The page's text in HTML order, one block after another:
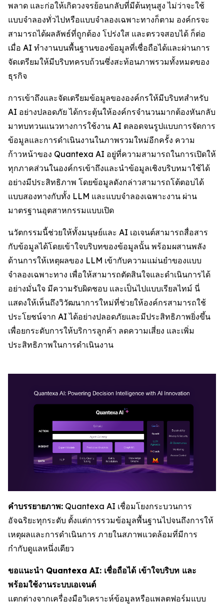
พลาด และก่อให้เกิดวงจรย้อนกลับที่มีต้นทุนสูง ไม่ว่าจะใช้
แบบจำลองทั่วไปหรือแบบจำลองเฉพาะทางก็ตาม องค์กรจะ
สามารถได้ผลลัพธ์ที่ถูกต้อง โปร่งใส และตรวจสอบได้ ก็ต่อ
เมื่อ AI ทำงานบนพื้นฐานของข้อมูลที่เชื่อถือได้และผ่านการ
จัดเตรียมให้มีบริบทครบถ้วนซึ่งสะท้อนภาพรวมทั้งหมดของ
ธุรกิจ
การเข้าถึงและจัดเตรียมข้อมูลขององค์กรให้มีบริบทสำหรับ
AI อย่างปลอดภัย ได้กระตุ้นให้องค์กรจำนวนมากต้องหันกลับ
มาทบทวนแนวทางการใช้งาน AI ตลอดจนรูปแบบการจัดการ
ข้อมูลและการดำเนินงานในภาพรวมใหม่อีกครั้ง ความ
ก้าวหน้าของ Quantexa AI อยู่ที่ความสามารถในการเปิดให้
ทุกภาคส่วนในองค์กรเข้าถึงและนำข้อมูลเชิงบริบทมาใช้ได้
อย่างมีประสิทธิภาพ โดยข้อมูลดังกล่าวสามารถโต้ตอบได้
แบบสองทางกับทั้ง LLM และแบบจำลองเฉพาะงาน ผ่าน
มาตรฐานอุตสาหกรรมแบบเปิด
นวัตกรรมนี้ช่วยให้ทั้งมนุษย์และ AI เอเจนต์สามารถสื่อสาร
กับข้อมูลได้โดยเข้าใจบริบทของข้อมูลนั้น พร้อมผสานพลัง
ด้านการให้เหตุผลของ LLM เข้ากับความแม่นยำของแบบ
จำลองเฉพาะทาง เพื่อให้สามารถตัดสินใจและดำเนินการได้
อย่างมั่นใจ มีความรับผิดชอบ และเป็นไปแบบเรียลไทม์ นี่
แสดงให้เห็นถึงวิวัฒนาการใหม่ที่ช่วยให้องค์กรสามารถใช้
ประโยชน์จาก AI ได้อย่างปลอดภัยและมีประสิทธิภาพยิ่งขึ้น
เพื่อยกระดับการให้บริการลูกค้า ลดความเสี่ยง และเพิ่ม
ประสิทธิภาพในการดำเนินงาน
คำบรรยายภาพ: Quantexa AI เชื่อมโยงกระบวนการ
อัจฉริยะทุกระดับ ตั้งแต่การรวมข้อมูลพื้นฐานไปจนถึงการให้
เหตุผลและการดำเนินการ ภายในสภาพแวดล้อมที่มีการ
กำกับดูแลหนึ่งเดียว
ขอแนะนำ Quantexa AI: เชื่อถือได้ เข้าใจบริบท และ
พร้อมใช้งานระบบเอเจนต์
แตกต่างจากเครื่องมือวิเคราะห์ข้อมูลหรือแพลตฟอร์มแบบ